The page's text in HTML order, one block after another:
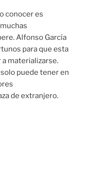
conocer es
Alfonso García
para que esta
materializarse.
puede tener en
de extranjero.